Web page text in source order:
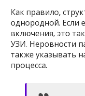
Как правило,
однородной. Если
включения, это
УЗИ. Неровности
также указывать
процесса.